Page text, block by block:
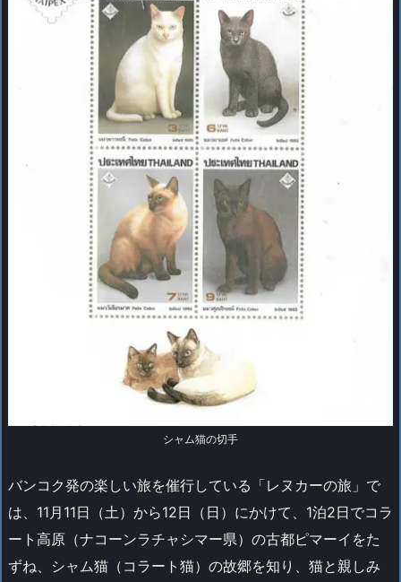
シャム猫の切手
バンコク発の楽しい旅を催行している「レヌカーの旅」で
は、11月11日（土）から12日（日）にかけて、1泊2日でコラ
ート高原（ナコーンラチャシマー県）の古都ピマーイをた
ずね、シャム猫（コラート猫）の故郷を知り、猫と親しみ